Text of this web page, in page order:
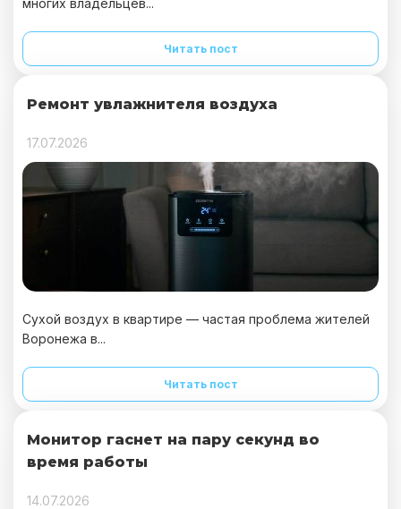
многих владельцев...
Читать пост
Ремонт увлажнителя воздуха
17.07.2026
Сухой воздух в квартире — частая проблема жителей
Воронежа в...
Читать пост
Монитор гаснет на пару секунд во
время работы
14.07.2026